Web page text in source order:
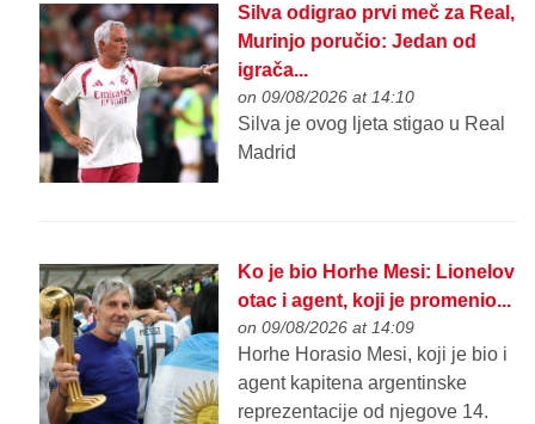
Silva odigrao prvi meč za Real,
Murinjo poručio: Jedan od
igrača...
on 09/08/2026 at 14:10
Silva je ovog ljeta stigao u Real
Madrid
Ko je bio Horhe Mesi: Lionelov
otac i agent, koji je promenio...
on 09/08/2026 at 14:09
Horhe Horasio Mesi, koji je bio i
agent kapitena argentinske
reprezentacije od njegove 14.